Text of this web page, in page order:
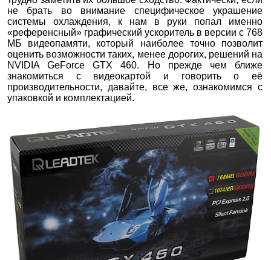
не брать во внимание специфическое украшение
системы охлаждения, к нам в руки попал именно
«референсный» графический ускоритель в версии с 768
МБ видеопамяти, который наиболее точно позволит
оценить возможности таких, менее дорогих, решений на
NVIDIA GeForce GTX 460. Но прежде чем ближе
знакомиться с видеокартой и говорить о её
производительности, давайте, все же, ознакомимся с
упаковкой и комплектацией.